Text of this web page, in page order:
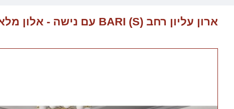
ארון עליון רחב BARI (S) עם נישה - אלון מלא